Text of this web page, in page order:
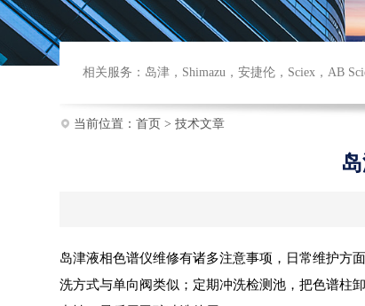
相关服务： 岛津 ， Shimazu ，安捷伦 ， Sciex ，AB
当前位置： 首页 > 技术文章
岛津液相色谱仪维修有诸多注意事项，日常维护方
洗方式与单向阀类似；定期冲洗检测池，把色谱柱